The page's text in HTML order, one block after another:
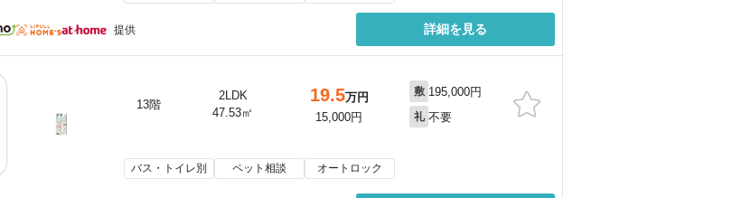
提供 詳細を見る
13階
2LDK
47.53㎡
19.5万円
15,000円
敷 195,000円
礼 不要
バス・トイレ別 ペット相談 オートロック